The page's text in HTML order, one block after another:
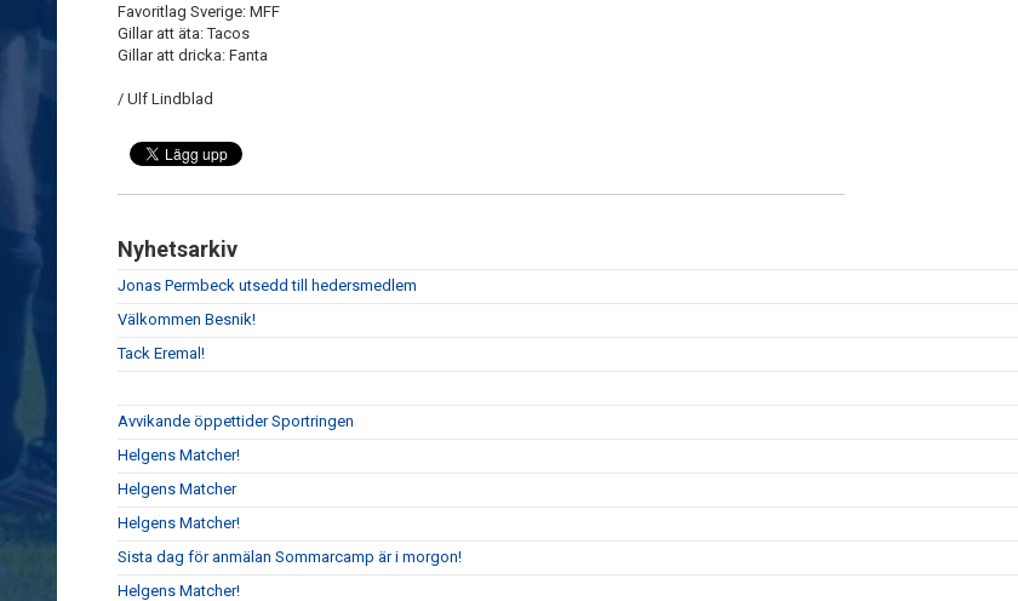
Favoritlag Sverige: MFF
Gillar att äta: Tacos
Gillar att dricka: Fanta
/ Ulf Lindblad
Nyhetsarkiv
Jonas Permbeck utsedd till hedersmedlem
Välkommen Besnik!
Tack Eremal!
Avvikande öppettider Sportringen
Helgens Matcher!
Helgens Matcher
Helgens Matcher!
Sista dag för anmälan Sommarcamp är i morgon!
Helgens Matcher!